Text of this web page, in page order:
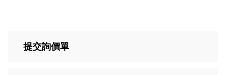
提交詢價單